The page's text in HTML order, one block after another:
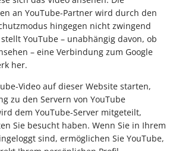
an YouTube-Partner wird durch den
hingegen nicht zwingend
YouTube – unabhängig davon, ob
– eine Verbindung zum Google
her.
Video auf dieser Website starten,
zu den Servern von YouTube
dem YouTube-Server mitgeteilt,
Sie besucht haben. Wenn Sie in Ihrem
sind, ermöglichen Sie YouTube,